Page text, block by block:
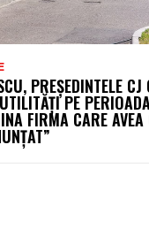
PREȘEDINTELE CJ
PE
FIRMA CARE